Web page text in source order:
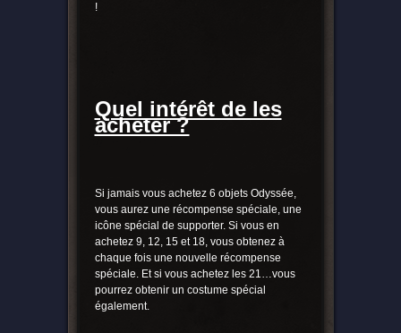
!
Quel intérêt de les
acheter ?
Si jamais vous achetez 6 objets Odyssée,
vous aurez une récompense spéciale, une
icône spécial de supporter. Si vous en
achetez 9, 12, 15 et 18, vous obtenez à
chaque fois une nouvelle récompense
spéciale. Et si vous achetez les 21…vous
pourrez obtenir un costume spécial
également.